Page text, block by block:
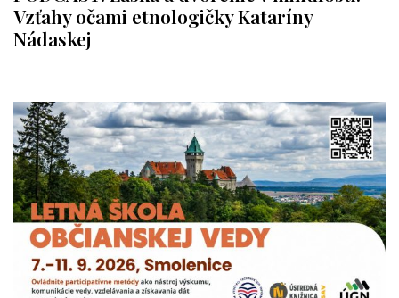
Vzťahy očami etnologičky Kataríny
Nádaskej